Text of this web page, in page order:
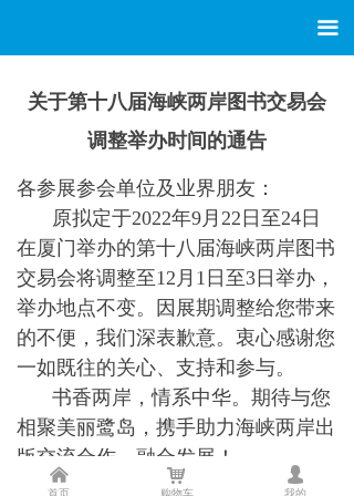
끀
关于第十八届海峡两岸图书交易会
调整举办时间的通告
各参展参会单位及业界朋友：
原拟定于2022年9月22日至24日
在厦门举办的第十八届海峡两岸图书
交易会将调整至12月1日至3日举办，
举办地点不变。因展期调整给您带来
的不便，我们深表歉意。衷心感谢您
一如既往的关心、支持和参与。
书香两岸，情系中华。期待与您
相聚美丽鹭岛，携手助力海峡两岸出
版交流合作、融合发展！
낀
首页
낙
购物车
넙
我的